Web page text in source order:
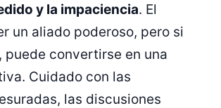
y la impaciencia. El
un aliado poderoso, pero si
puede convertirse en una
Cuidado con las
las discusiones